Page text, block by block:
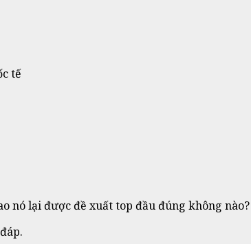
tế
nó lại được đề xuất top đầu đúng không nào?